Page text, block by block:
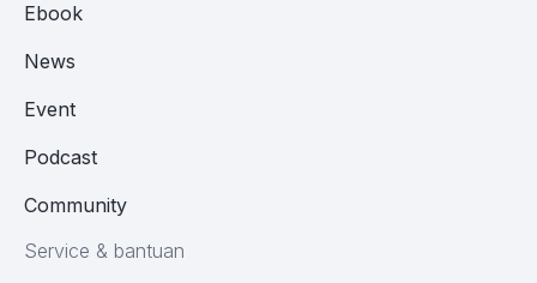
Ebook
News
Event
Podcast
Community
Service & bantuan